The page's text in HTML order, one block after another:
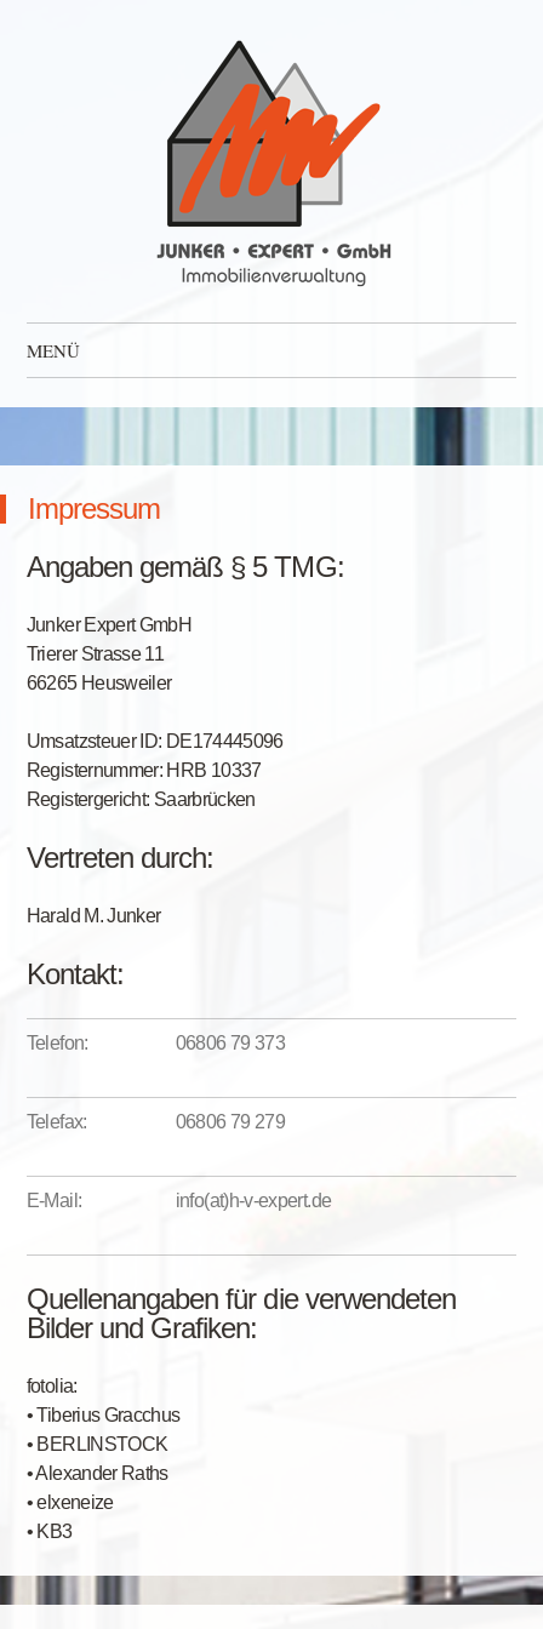
Junker Expert
Immoblienverwaltung
MENÜ
Impressum
Angaben gemäß § 5 TMG:
Junker Expert GmbH
Trierer Strasse 11
66265 Heusweiler
Umsatzsteuer ID: DE174445096
Registernummer: HRB 10337
Registergericht: Saarbrücken
Vertreten durch:
Harald M. Junker
Kontakt:
Telefon: 06806 79 373
Telefax: 06806 79 279
E-Mail: info(at)h-v-expert.de
Quellenangaben für die verwendeten
Bilder und Grafiken:
fotolia:
• Tiberius Gracchus
• BERLINSTOCK
• Alexander Raths
• elxeneize
• KB3